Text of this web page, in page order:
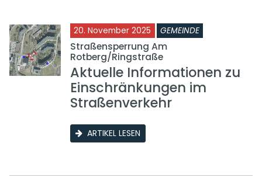
20. November 2025 GEMEINDE
Straßensperrung Am
Rotberg/Ringstraße
Aktuelle Informationen zu
Einschränkungen im
Straßenverkehr
ARTIKEL LESEN